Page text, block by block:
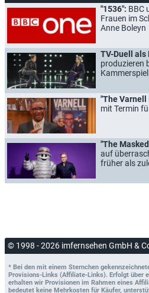
"1536": BBC
Frauen im
Anne Boleyn
TV-Duell
produzieren
Kammerspiel
"The Varnell
mit Termin
"The
auf
früher als
© 1998 - 2026 imfernsehen GmbH &
* Bei den mit einem Sternchen
Provisions-Links (Affiliate-Links). Erfolgt über
erhalten wir Provisionen im Rahmen eines
bedeutet keine Mehrkosten für Käufer,